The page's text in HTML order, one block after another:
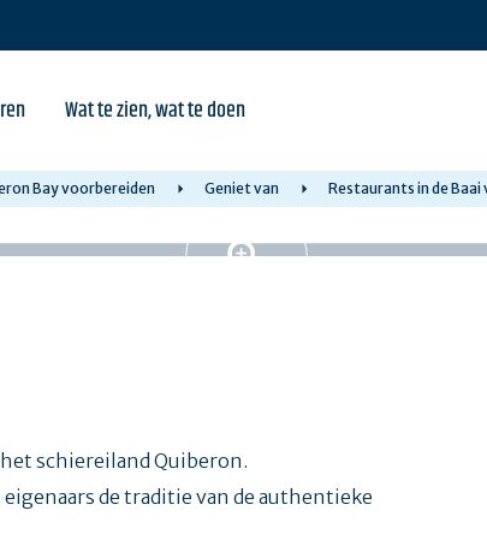
Wat te zien, wat te doen
Bay voorbereiden Geniet van Restaurants in de Baai
schiereiland Quiberon.
de traditie van de authentieke